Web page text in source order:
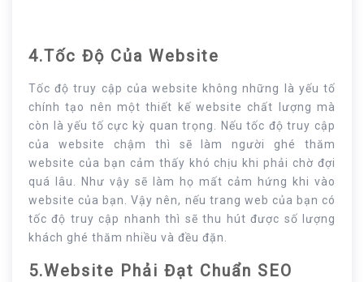
4.Tốc Độ Của Website
Tốc độ truy cập của website không những là yếu tố
chính tạo nên một thiết kế website chất lượng mà
còn là yếu tố cực kỳ quan trọng. Nếu tốc độ truy cập
của website chậm thì sẽ làm người ghé thăm
website của bạn cảm thấy khó chịu khi phải chờ đợi
quá lâu. Như vậy sẽ làm họ mất cảm hứng khi vào
website của bạn. Vậy nên, nếu trang web của bạn có
tốc độ truy cập nhanh thì sẽ thu hút được số lượng
khách ghé thăm nhiều và đều đặn.
5.Website Phải Đạt Chuẩn SEO